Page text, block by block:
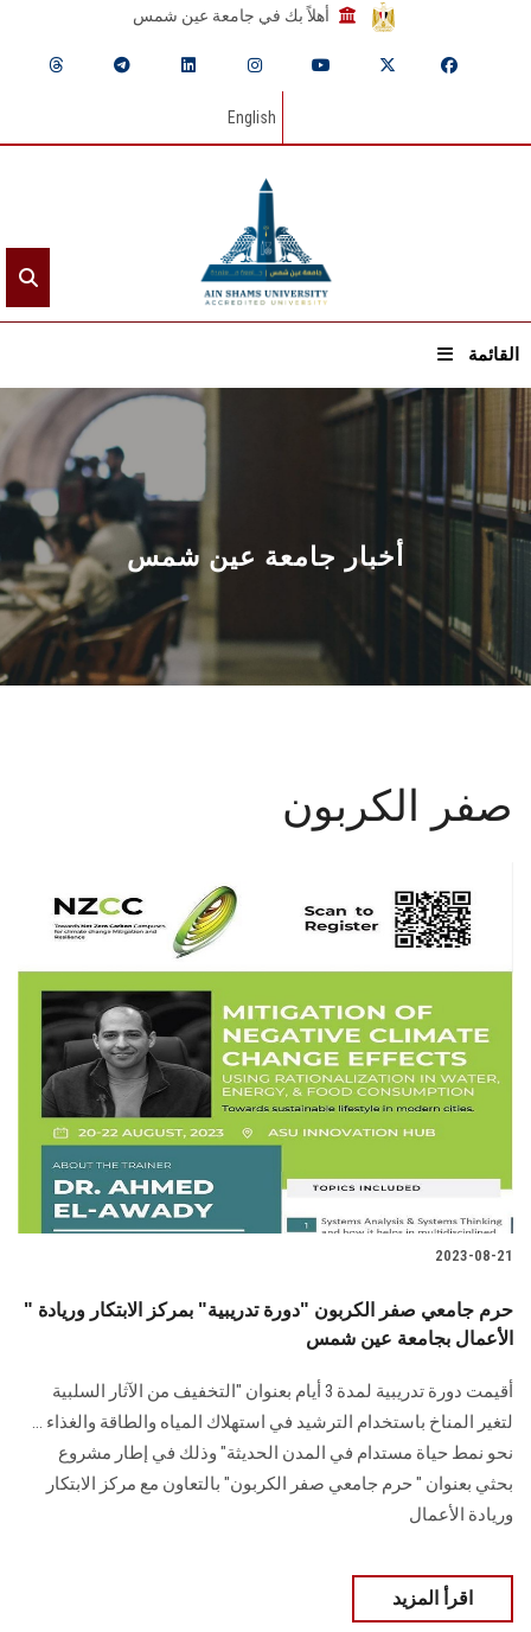
أهلاً بك في جامعة عين شمس
English
القائمة
الرئيسيـة
عن الجامعة
القطاعـات
الشئون الأكاديمية
البحث العلمي
الإعلام
تواصل معنا
الطلاب
هيئة التدريس
الدراسات العليا
الزائـرون
سجل الان
أخبار جامعة عين شمس
صفر الكربون
2023-08-21
" حرم جامعي صفر الكربون "دورة تدريبية" بمركز الابتكار وريادة
الأعمال بجامعة عين شمس
أقيمت دورة تدريبية لمدة 3 أيام بعنوان "التخفيف من الآثار السلبية
لتغير المناخ باستخدام الترشيد في استهلاك المياه والطاقة والغذاء ...
نحو نمط حياة مستدام في المدن الحديثة" وذلك في إطار مشروع
بحثي بعنوان " حرم جامعي صفر الكربون" بالتعاون مع مركز الابتكار
وريادة الأعمال
اقرأ المزيد